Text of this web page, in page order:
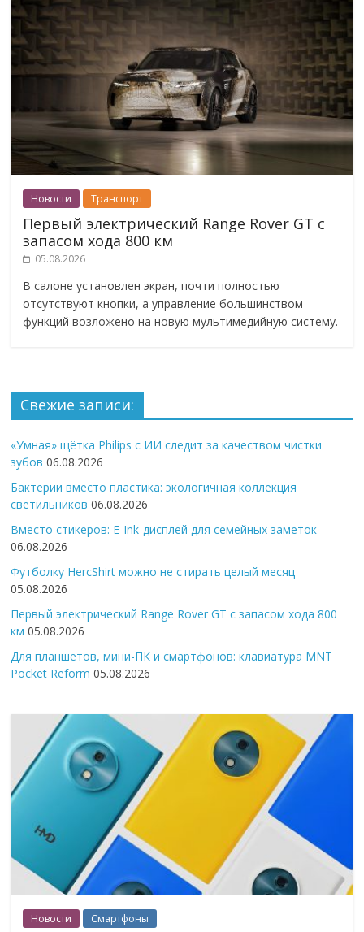
Новости Транспорт
Первый электрический Range Rover GT с
запасом хода 800 км
05.08.2026
В салоне установлен экран, почти полностью
отсутствуют кнопки, а управление большинством
функций возложено на новую мультимедийную систему.
Свежие записи:
«Умная» щётка Philips с ИИ следит за качеством чистки
зубов 06.08.2026
Бактерии вместо пластика: экологичная коллекция
светильников 06.08.2026
Вместо стикеров: E-Ink-дисплей для семейных заметок
06.08.2026
Футболку HercShirt можно не стирать целый месяц
05.08.2026
Первый электрический Range Rover GT с запасом хода 800
км 05.08.2026
Для планшетов, мини-ПК и смартфонов: клавиатура MNT
Pocket Reform 05.08.2026
Новости Смартфоны